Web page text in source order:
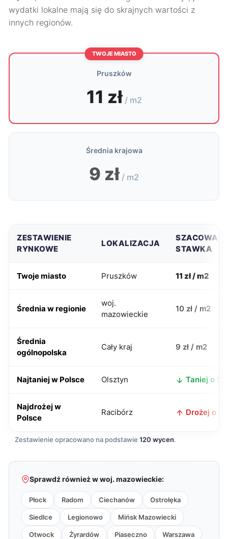
wydatki lokalne mają się do skrajnych wartości z
innych regionów.
TWOJE MIASTO
Pruszków
11 zł / m2
Średnia krajowa
9 zł / m2
ZESTAWIENIE
RYNKOWE
LOKALIZACJA
STAWKA
Twoje miasto Pruszków 11 zł / m2
Średnia w regionie
woj.
mazowieckie
10 zł / m2
Średnia
ogólnopolska
Cały kraj 9 zł / m2
Najtaniej w Polsce Olsztyn Taniej o 5
Najdrożej w
Polsce
Racibórz Drożej o 1
Zestawienie opracowano na podstawie 120 wycen.
Sprawdź również w woj. mazowieckie:
Płock Radom Ciechanów Ostrołęka
Siedlce Legionowo Mińsk Mazowiecki
Otwock Żyrardów Piaseczno Warszawa